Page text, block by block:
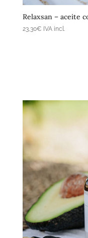
Relaxsan – aceite
23,30€ IVA incl.